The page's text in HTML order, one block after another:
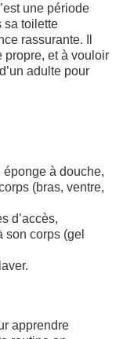
une période
sa toilette
rassurante. Il
propre, et à vouloir
adulte pour
à douche,
(bras, ventre,
d’accès,
son corps (gel
apprendre